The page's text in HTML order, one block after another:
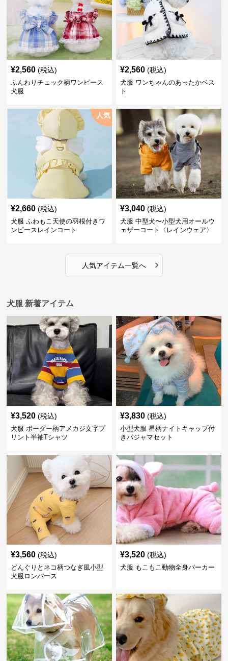
¥2,560 (税込)
ふんわりチェック柄ワンピース
犬服
¥2,560 (税込)
犬服 ワンちゃんのあったかベス
ト
人気
¥2,660 (税込)
犬服 ふわもこ天使の羽根付きワ
ンピースレインコート
¥3,040 (税込)
犬服 中型犬〜小型犬用オールウ
ェザーコート〈レインウェア〉
人気アイテム一覧へ ›
犬服 新着アイテム
¥3,520 (税込)
犬服 ボーダー柄アメカジ文字プ
リント半袖Tシャツ
¥3,830 (税込)
小型犬服 星柄ナイトキャップ付
きパジャマセット
¥3,560 (税込)
どんぐりとネコ柄つなぎ風小型
犬服ロンパース
¥3,520 (税込)
犬服 もこもこ動物全身パーカー